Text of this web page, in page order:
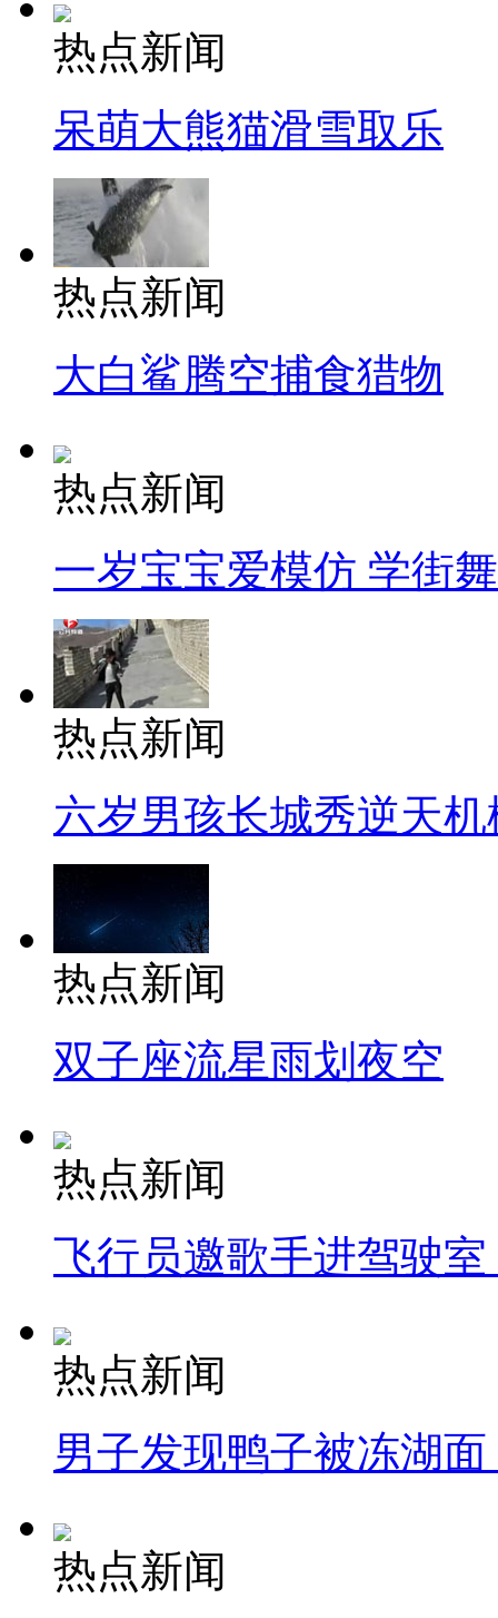
热点新闻
呆萌大熊猫滑雪取乐
热点新闻
大白鲨腾空捕食猎物
热点新闻
一岁宝宝爱模仿 学街
热点新闻
六岁男孩长城秀逆天机
热点新闻
双子座流星雨划夜空
热点新闻
飞行员邀歌手进驾驶
热点新闻
男子发现鸭子被冻湖
热点新闻